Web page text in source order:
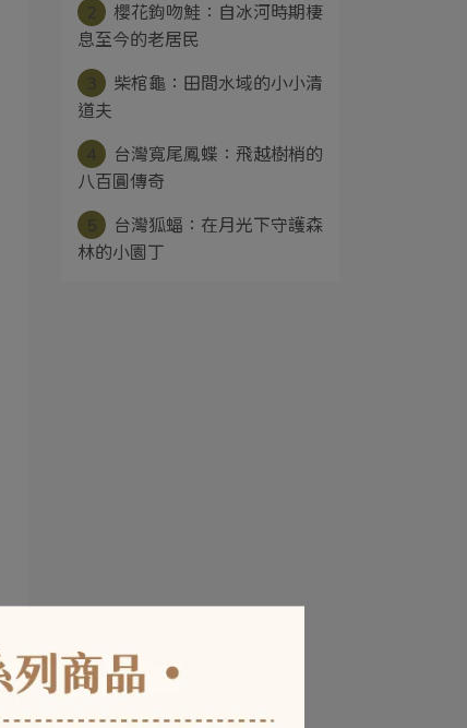
櫻花鉤吻鮭：自冰河時期棲
息至今的老居民
柴棺龜：田間水域的小小清
道夫
台灣寬尾鳳蝶：飛越樹梢的
八百圓傳奇
台灣狐蝠：在月光下守護森
林的小園丁